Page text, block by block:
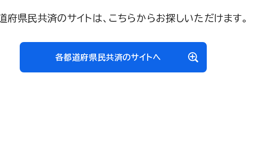
府県民共済のサイトは、こちらからお探しいただけます。
各都道府県民共済のサイトへ